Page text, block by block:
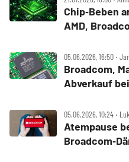
Chip‑Beben
AMD,
05.06.2026, 16:50 ‧
Broadcom,
Abverkauf
05.06.2026, 10:24 ‧
Atempause